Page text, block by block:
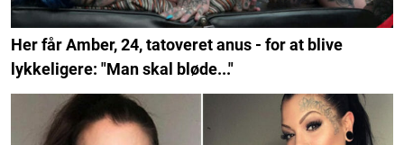
Her får Amber, 24, tatoveret anus - for at blive
lykkeligere: "Man skal bløde..."